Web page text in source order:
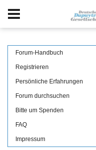
Forum-Handbuch
Registrieren
Persönliche Erfahrungen
Forum durchsuchen
Bitte um Spenden
FAQ
Impressum